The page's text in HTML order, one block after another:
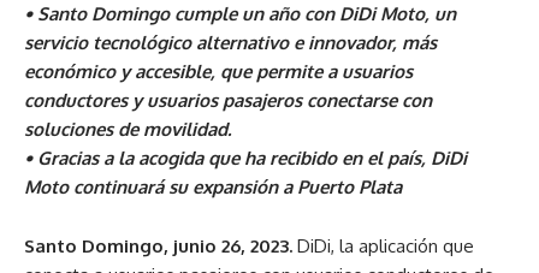
• Santo Domingo cumple un año con DiDi Moto, un
servicio tecnológico alternativo e innovador, más
económico y accesible, que permite a usuarios
conductores y usuarios pasajeros conectarse con
soluciones de movilidad.
• Gracias a la acogida que ha recibido en el país, DiDi
Moto continuará su expansión a Puerto Plata
Santo Domingo, junio 26, 2023. DiDi, la aplicación que